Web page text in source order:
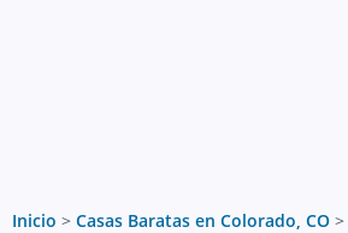
Inicio > Casas Baratas en Colorado, CO >